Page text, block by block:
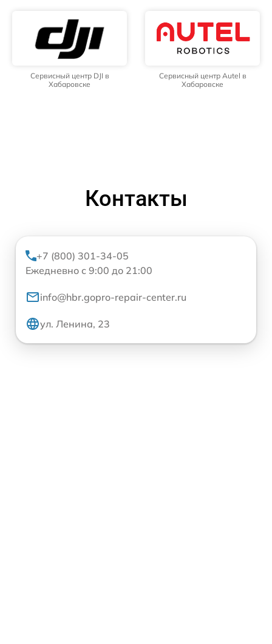
Сервисный центр DJI в
Хабаровске
Сервисный центр Autel в
Хабаровске
Контакты
+7 (800) 301-34-05
Ежедневно с 9:00 до 21:00
info@hbr.gopro-repair-center.ru
ул. Ленина, 23